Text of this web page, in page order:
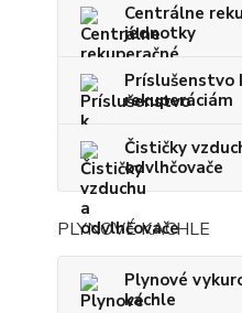
Centrálne
jednotky
Príslušenstvo
rekuperáciám
Čističky
odvlhčovače
PLYNOVÉ KACHLE
Plynové
kachle